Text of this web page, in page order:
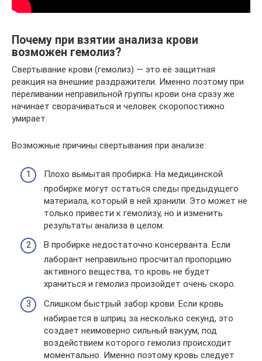
Почему при взятии анализа крови
возможен гемолиз?
Свертывание крови (гемолиз) — это её защитная
реакция на внешние раздражители. Именно поэтому при
переливании неправильной группы крови она сразу же
начинает сворачиваться и человек скоропостижно
умирает.
Возможные причины свертывания при анализе:
Плохо вымытая пробирка. На медицинской
пробирке могут остаться следы предыдущего
материала, который в ней хранили. Это может не
только привести к гемолизу, но и изменить
результаты анализа в целом.
В пробирке недостаточно консерванта. Если
лаборант неправильно просчитал пропорцию
активного вещества, то кровь не будет
храниться и гемолиз произойдет очень скоро.
Слишком быстрый забор крови. Если кровь
набирается в шприц за несколько секунд, это
создает неимоверно сильный вакуум, под
воздействием которого гемолиз происходит
моментально. Именно поэтому кровь следует